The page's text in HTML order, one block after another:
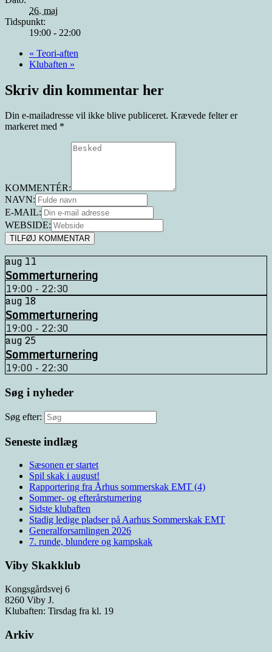
26. maj
Tidspunkt:
19:00 - 22:00
« Teori-aften
Klubaften »
Skriv din kommentar her
Din e-mailadresse vil ikke blive publiceret. Krævede felter er
markeret med *
KOMMENTÉR:
NAVN:
E-MAIL:
WEBSIDE:
aug11
Sommerturnering
19:00 - 22:30
aug18
Sommerturnering
19:00 - 22:30
aug25
Sommerturnering
19:00 - 22:30
Søg i nyheder
Søg efter:
Seneste indlæg
Sæsonen er startet
Spil skak i august!
Rapportering fra Århus sommerskak EMT (4)
Sommer- og efterårsturnering
Sidste klubaften
Stadig ledige pladser på Aarhus Sommerskak EMT
Generalforsamlingen 2026
7. runde, blundere og kampskak
Viby Skakklub
Kongsgårdsvej 6
8260 Viby J.
Klubaften: Tirsdag fra kl. 19
Arkiv